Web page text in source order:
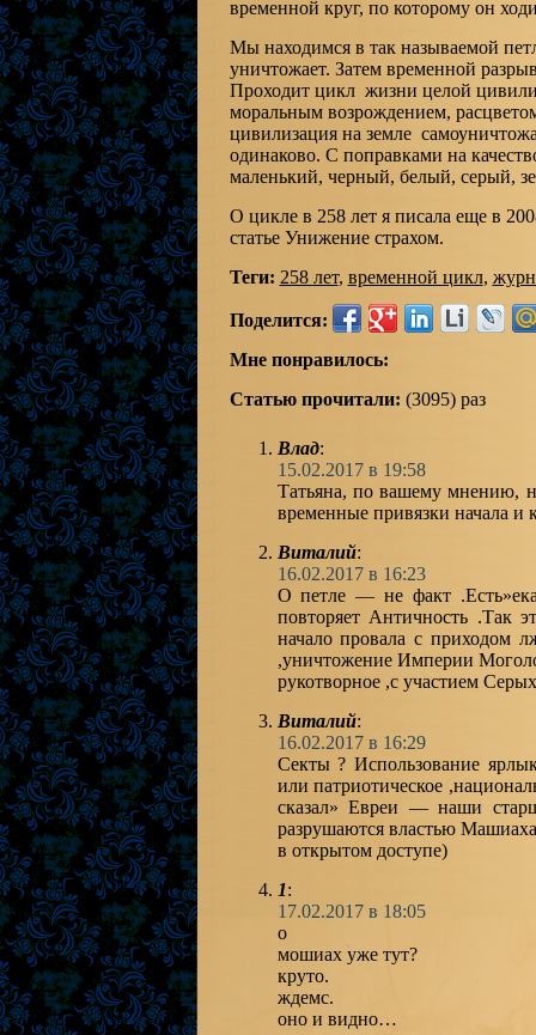
временной круг, по которому он
Мы находимся в так называемой
уничтожает. Затем временной
Проходит цикл жизни целой
моральным возрождением,
цивилизация на земле
одинаково. С поправками на
маленький, черный, белый, серый,
О цикле в 258 лет я писала еще в
статье Унижение страхом.
Теги: 258 лет, временной цикл,
Поделится:
Мне понравилось:
Статью прочитали: (3095) раз
Влад:
15.02.2017 в 19:58
Татьяна, по вашему мнению,
временные привязки начала и
Виталий:
16.02.2017 в 16:23
О петле — не факт
повторяет Античность .Так
начало провала с приходом
,уничтожение Империи
рукотворное ,с участием
Виталий:
16.02.2017 в 16:29
Секты ? Использование
или патриотическое
сказал» Евреи — наши
разрушаются властью
в открытом доступе)
1:
17.02.2017 в 18:05
о
мошиах уже тут?
круто.
ждемс.
оно и видно…